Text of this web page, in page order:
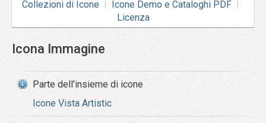
Collezioni di Icone
Icone Demo e Cataloghi PDF
Licenza
Icona Immagine
Parte dell'insieme di icone
Icone Vista Artistic